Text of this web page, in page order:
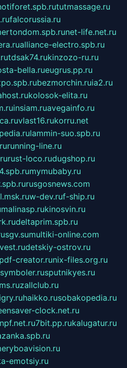
tutmassage.ru
falcorussia.ru
net-life.net.ru
alliance-electro.spb.ru
tdsak74.rukinzozo-ru.ru
bella.rueugrus.pp.ru
bezmorchin.ruia2.ru
kolosok-elita.ru
insiam.ruavegainfo.ru
vlast16.rukorru.net
lammin-suo.spb.ru
running-line.ru
rust-loco.rudugshop.ru
mymubaby.ru
rusgosnews.com
w-dev.ruf-ship.ru
malinasp.rukinosvin.ru
deltaprim.spb.ru
sgv.sumultiki-online.com
detskiy-ostrov.ru
pdf-creator.runix-files.org.ru
sputnikyes.ru
zallclub.ru
haikko.rusobakopedia.ru
clock.net.ru
npf.net.ru7bit.pp.rukalugatur.ru
emotsiy.ru